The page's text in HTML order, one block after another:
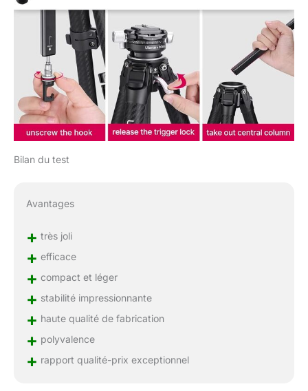
Bilan du test
Avantages
+ très joli
+ efficace
+ compact et léger
+ stabilité impressionnante
+ haute qualité de fabrication
+ polyvalence
+ rapport qualité-prix exceptionnel